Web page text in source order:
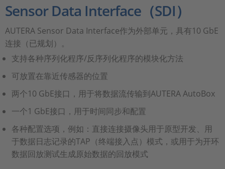
Sensor Data Interface（SDI）
AUTERA Sensor Data Interface作为外部单元，具有10 GbE
连接（已规划）。
支持各种序列化程序/反序列化程序的模块化方法
可放置在靠近传感器的位置
两个10 GbE接口，用于将数据流传输到AUTERA AutoBox
一个1 GbE接口，用于时间同步和配置
各种配置选项，例如：直接连接摄像头用于原型开发、用
于数据日志记录的TAP（终端接入点）模式，或用于为开环
数据回放测试生成原始数据的回放模式